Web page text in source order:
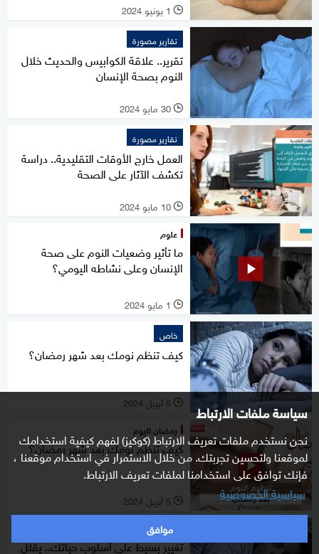
سياسة ملفات الارتباط
نحن نستخدم ملفات تعريف الارتباط (كوكيز) لفهم كيفية استخدامك
لموقعنا ولتحسين تجربتك. من خلال الاستمرار في استخدام موقعنا ،
فإنك توافق على استخدامنا لملفات تعريف الارتباط.
سياسية الخصوصية
موافق
l 1 يونيو 2024
تقارير مصورة
تقرير.. علاقة الكوابيس والحديث خلال
النوم بصحة الإنسان
l 30 مايو 2024
تقارير مصورة
العمل خارج الأوقات التقليدية.. دراسة
تكشف الآثار على الصحة
l 10 مايو 2024
علوم
ما تأثير وضعيات النوم على صحة
الإنسان وعلى نشاطه اليومي؟
l 1 مايو 2024
خاص
كيف تنظم نومك بعد شهر رمضان؟
l 5 أبريل 2024
رمضان اليوم
كيف تنظم نومك بعد شهر رمضان؟
l 5 أبريل 2024
علوم
تغيير بسيط على أسلوب حياتك.. يقلل